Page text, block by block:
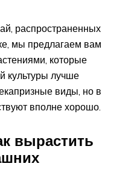
распространенных
мы предлагаем вам
которые
культуры лучше
виды, но в
вполне хорошо.
вырастить